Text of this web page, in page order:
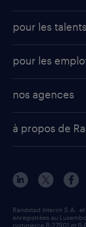
pour les talents
pour les
nos agences
à propos de
Randstad Interim S.A.
enregistrées au
commerce B-27901 et B-